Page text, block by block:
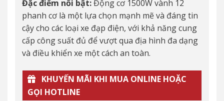
Đặc điểm nổi bật:Động cơ 1500W vành 12
phanh cơ là một lựa chọn mạnh mẽ và đáng tin
cậy cho các loại xe đạp điện, với khả năng cung
cấp công suất đủ để vượt qua địa hình đa dạng
và điều khiển xe một cách an toàn.
KHUYẾN MÃI KHI MUA ONLINE HOẶC
GỌI HOTLINE